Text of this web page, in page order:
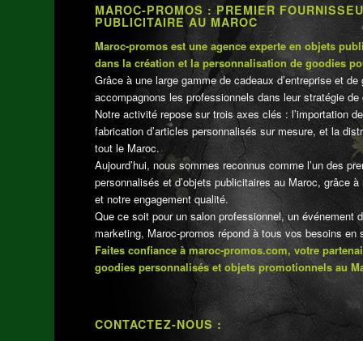
MAROC-PROMOS : PREMIER
PUBLICITAIRE AU MAROC
Maroc-promos est une agence experte en objets
dans la création et la personnalisation de goodies
Grâce à une large gamme de cadeaux d’entreprise et
accompagnons les professionnels dans leur stratégie de
Notre activité repose sur trois axes clés : l’importation
fabrication d’articles personnalisés sur mesure, et la
tout le Maroc.
Aujourd’hui, nous sommes reconnus comme l’un des
personnalisés et d’objets publicitaires au Maroc, grâce
et notre engagement qualité.
Que ce soit pour un salon professionnel, un événement
marketing, Maroc-promos répond à tous vos besoins en
Faites confiance à maroc-promos.com, votre
goodies personnalisés et objets promotionnels au
CONTACTEZ-NOUS :